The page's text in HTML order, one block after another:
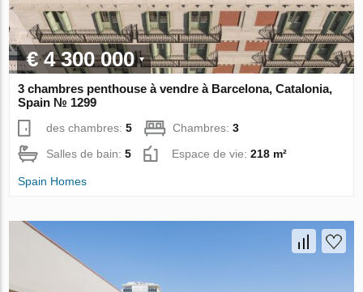
€ 4 300 000
3 chambres penthouse à vendre à Barcelona, Catalonia,
Spain № 1299
des chambres:5 Chambres:3
Salles de bain:5 Espace de vie:218 m²
Spain Homes